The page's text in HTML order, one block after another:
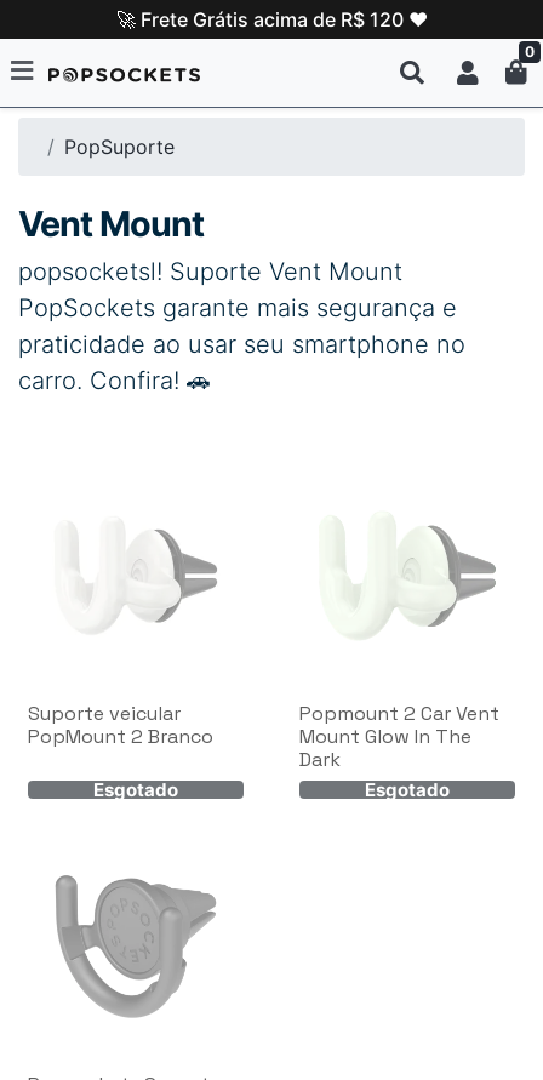
🚀 Frete Grátis acima de R$ 120 ❤️
0
PopSuporte
Vent Mount
popsocketsl! Suporte Vent Mount
PopSockets garante mais segurança e
praticidade ao usar seu smartphone no
carro. Confira! 🚗
Suporte veicular
PopMount 2 Branco
Popmount 2 Car Vent
Mount Glow In The
Dark